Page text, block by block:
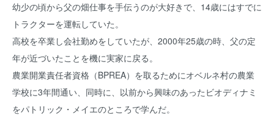
幼少の頃から父の畑仕事を手伝うのが大好きで、14歳にはすでに
トラクターを運転していた。
高校を卒業し会社勤めをしていたが、2000年25歳の時、父の定
年が近づいたことを機に実家に戻る。
農業開業責任者資格（BPREA）を取るためにオベルネ村の農業
学校に3年間通い、同時に、以前から興味のあったビオディナミ
をパトリック・メイエのところで学んだ。